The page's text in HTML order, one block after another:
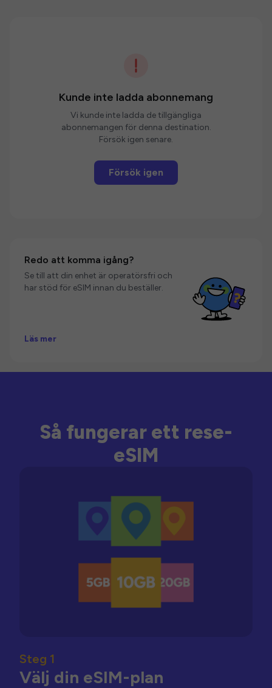
Kunde inte ladda abonnemang
Vi kunde inte ladda de tillgängliga
abonnemangen för denna destination.
Försök igen senare.
Försök igen
Redo att komma igång?
Se till att din enhet är operatörsfri och
har stöd för eSIM innan du beställer.
Läs mer
Så fungerar ett rese-
eSIM
Steg 1
Välj din eSIM-plan